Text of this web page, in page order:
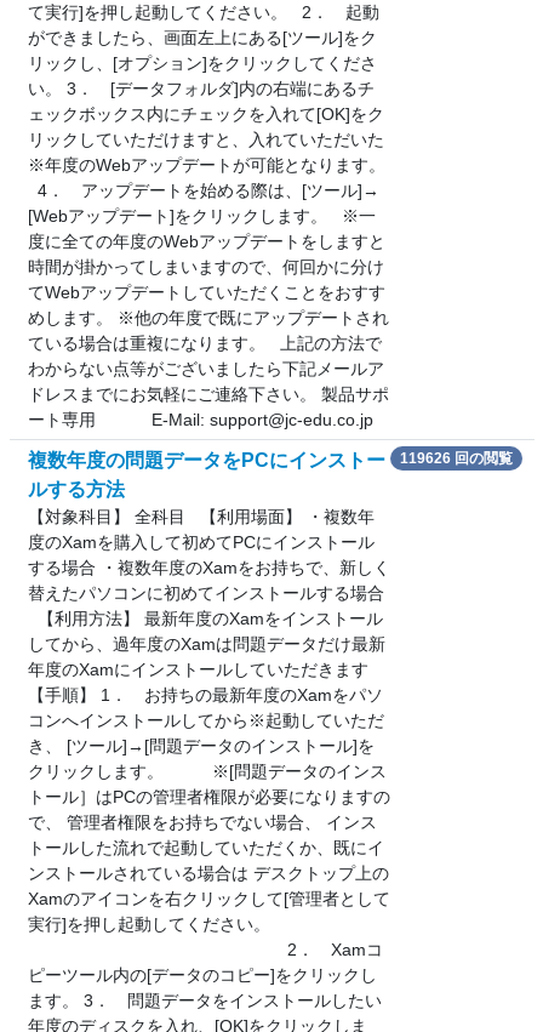
て実行]を押し起動してください。 2． 起動
ができましたら、画面左上にある[ツール]をク
リックし、[オプション]をクリックしてくださ
い。 3． [データフォルダ]内の右端にあるチ
ェックボックス内にチェックを入れて[OK]をク
リックしていただけますと、入れていただいた
※年度のWebアップデートが可能となります。
4． アップデートを始める際は、[ツール]→
[Webアップデート]をクリックします。 ※一
度に全ての年度のWebアップデートをしますと
時間が掛かってしまいますので、何回かに分け
てWebアップデートしていただくことをおすす
めします。 ※他の年度で既にアップデートされ
ている場合は重複になります。 上記の方法で
わからない点等がございましたら下記メールア
ドレスまでにお気軽にご連絡下さい。 製品サポ
ート専用 E-Mail: support@jc-edu.co.jp
複数年度の問題データをPCにインストー
ルする方法
【対象科目】 全科目 【利用場面】 ・複数年
度のXamを購入して初めてPCにインストール
する場合 ・複数年度のXamをお持ちで、新しく
替えたパソコンに初めてインストールする場合
【利用方法】 最新年度のXamをインストール
してから、過年度のXamは問題データだけ最新
年度のXamにインストールしていただきます
【手順】 1． お持ちの最新年度のXamをパソ
コンへインストールしてから※起動していただ
き、 [ツール]→[問題データのインストール]を
クリックします。 ※[問題データのインス
トール］はPCの管理者権限が必要になりますの
で、 管理者権限をお持ちでない場合、 インス
トールした流れで起動していただくか、既にイ
ンストールされている場合は デスクトップ上の
Xamのアイコンを右クリックして[管理者として
実行]を押し起動してください。
2． Xamコ
ピーツール内の[データのコピー]をクリックし
ます。 3． 問題データをインストールしたい
年度のディスクを入れ、[OK]をクリックしま
119626 回の閲覧